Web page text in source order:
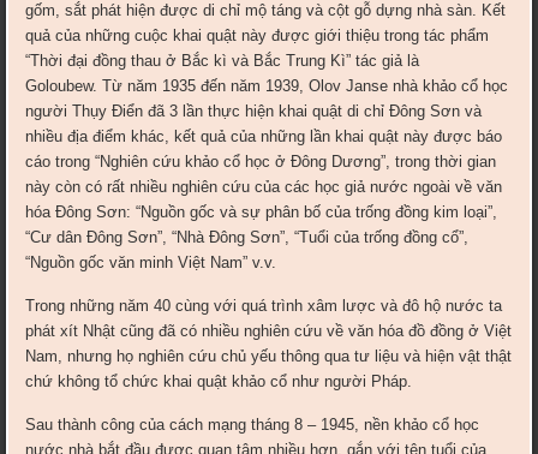
gốm, sắt phát hiện được di chỉ mộ táng và cột gỗ dựng nhà sàn. Kết
quả của những cuộc khai quật này được giới thiệu trong tác phẩm
“Thời đại đồng thau ở Bắc kì và Bắc Trung Kì” tác giả là
Goloubew. Từ năm 1935 đến năm 1939, Olov Janse nhà khảo cổ học
người Thụy Điển đã 3 lần thực hiện khai quật di chỉ Đông Sơn và
nhiều địa điểm khác, kết quả của những lần khai quật này được báo
cáo trong “Nghiên cứu khảo cổ học ở Đông Dương”, trong thời gian
này còn có rất nhiều nghiên cứu của các học giả nước ngoài về văn
hóa Đông Sơn: “Nguồn gốc và sự phân bố của trống đồng kim loại”,
“Cư dân Đông Sơn”, “Nhà Đông Sơn”, “Tuổi của trống đồng cổ”,
“Nguồn gốc văn minh Việt Nam” v.v.
Trong những năm 40 cùng với quá trình xâm lược và đô hộ nước ta
phát xít Nhật cũng đã có nhiều nghiên cứu về văn hóa đồ đồng ở Việt
Nam, nhưng họ nghiên cứu chủ yếu thông qua tư liệu và hiện vật thật
chứ không tổ chức khai quật khảo cổ như người Pháp.
Sau thành công của cách mạng tháng 8 – 1945, nền khảo cổ học
nước nhà bắt đầu được quan tâm nhiều hơn, gắn với tên tuổi của